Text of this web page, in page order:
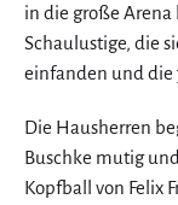
in die große
Schaulustige, die
einfanden und die
Die Hausherren
Buschke mutig
Kopfball von Felix